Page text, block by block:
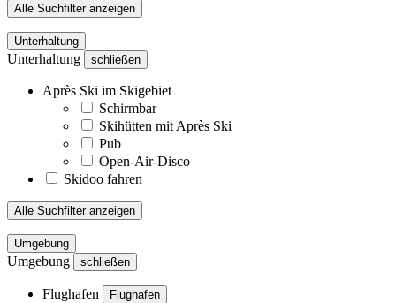
Alle Suchfilter anzeigen
Unterhaltung
Unterhaltung schließen
Après Ski im Skigebiet
Schirmbar
Skihütten mit Après Ski
Pub
Open-Air-Disco
Skidoo fahren
Alle Suchfilter anzeigen
Umgebung
Umgebung schließen
Flughafen Flughafen